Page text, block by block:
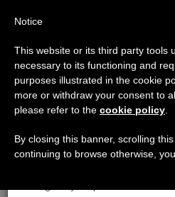
DÍA
ÚLTIMAS NOTICIAS
Aviso importante
Del 27 de julio al 7 de
anual, aprovechando que
se generan menos
Notice
This website or its third party tools
necessary to its functioning and
purposes illustrated in the cookie
more or withdraw your consent to
please refer to the cookie policy
By closing this banner, scrolling
continuing to browse otherwise,